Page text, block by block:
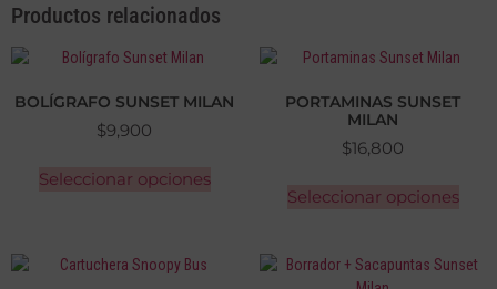
Productos relacionados
BOLÍGRAFO SUNSET MILAN
$9,900
Seleccionar opciones
PORTAMINAS SUNSET
MILAN
$16,800
Seleccionar opciones